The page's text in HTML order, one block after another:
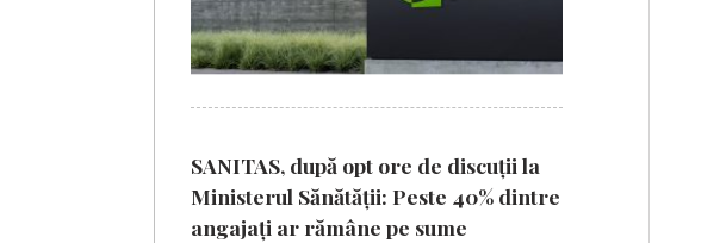
SANITAS, după opt ore de discuții la
Ministerul Sănătății: Peste 40% dintre
angajați ar rămâne pe sume